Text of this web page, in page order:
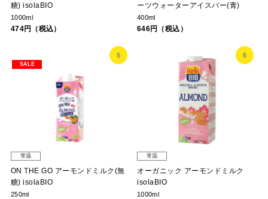
糖) isolaBIO
1000ml
474円（税込）
ーツウォーターアイスバー(青)
400ml
646円（税込）
5
SALE
常温
ON THE GO アーモンドミルク(無
糖) isolaBIO
250ml
6
常温
オーガニック アーモンドミルク
isolaBIO
1000ml